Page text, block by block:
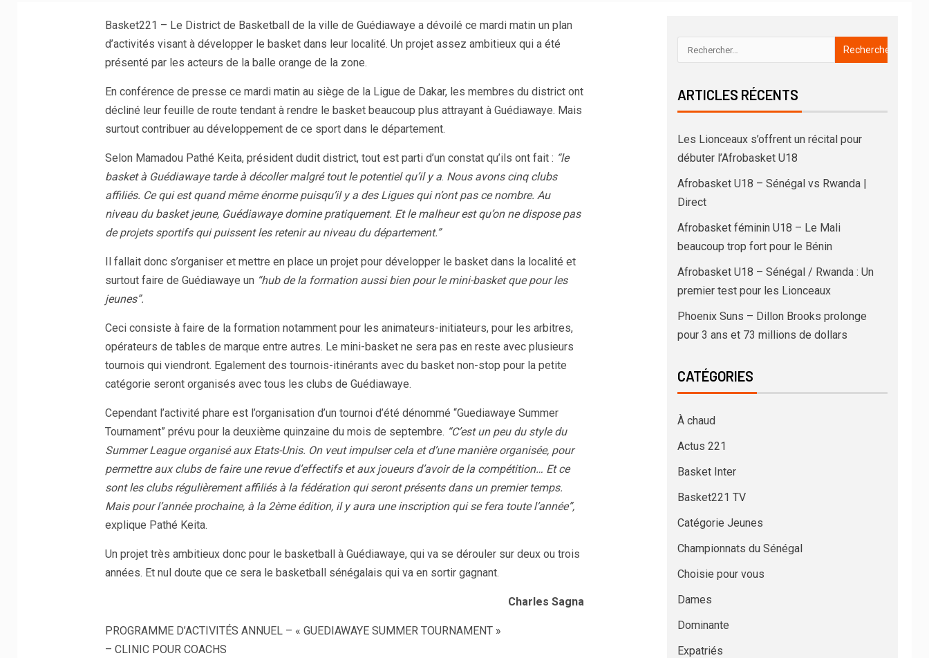
Basket221 – Le District de Basketball de la ville de Guédiawaye a dévoilé ce mardi matin un plan
d’activités visant à développer le basket dans leur localité. Un projet assez ambitieux qui a été
présenté par les acteurs de la balle orange de la zone.
En conférence de presse ce mardi matin au siège de la Ligue de Dakar, les membres du district ont
décliné leur feuille de route tendant à rendre le basket beaucoup plus attrayant à Guédiawaye. Mais
surtout contribuer au développement de ce sport dans le département.
Selon Mamadou Pathé Keita, président dudit district, tout est parti d’un constat qu’ils ont fait : “le
basket à Guédiawaye tarde à décoller malgré tout le potentiel qu’il y a. Nous avons cinq clubs
affiliés. Ce qui est quand même énorme puisqu’il y a des Ligues qui n’ont pas ce nombre. Au
niveau du basket jeune, Guédiawaye domine pratiquement. Et le malheur est qu’on ne dispose pas
de projets sportifs qui puissent les retenir au niveau du département.”
Il fallait donc s’organiser et mettre en place un projet pour développer le basket dans la localité et
surtout faire de Guédiawaye un “hub de la formation aussi bien pour le mini-basket que pour les
jeunes”.
Ceci consiste à faire de la formation notamment pour les animateurs-initiateurs, pour les arbitres,
opérateurs de tables de marque entre autres. Le mini-basket ne sera pas en reste avec plusieurs
tournois qui viendront. Egalement des tournois-itinérants avec du basket non-stop pour la petite
catégorie seront organisés avec tous les clubs de Guédiawaye.
Cependant l’activité phare est l’organisation d’un tournoi d’été dénommé “Guediawaye Summer
Tournament” prévu pour la deuxième quinzaine du mois de septembre. “C’est un peu du style du
Summer League organisé aux Etats-Unis. On veut impulser cela et d’une manière organisée, pour
permettre aux clubs de faire une revue d’effectifs et aux joueurs d’avoir de la compétition… Et ce
sont les clubs régulièrement affiliés à la fédération qui seront présents dans un premier temps.
Mais pour l’année prochaine, à la 2ème édition, il y aura une inscription qui se fera toute l’année”,
explique Pathé Keita.
Un projet très ambitieux donc pour le basketball à Guédiawaye, qui va se dérouler sur deux ou trois
années. Et nul doute que ce sera le basketball sénégalais qui va en sortir gagnant.
Charles Sagna
PROGRAMME D’ACTIVITÉS ANNUEL – « GUEDIAWAYE SUMMER TOURNAMENT »
– CLINIC POUR COACHS
ARTICLES RÉCENTS
Les Lionceaux s’offrent un récital pour
débuter l’Afrobasket U18
Afrobasket U18 – Sénégal vs Rwanda |
Direct
Afrobasket féminin U18 – Le Mali
beaucoup trop fort pour le Bénin
Afrobasket U18 – Sénégal / Rwanda : Un
premier test pour les Lionceaux
Phoenix Suns – Dillon Brooks prolonge
pour 3 ans et 73 millions de dollars
CATÉGORIES
À chaud
Actus 221
Basket Inter
Basket221 TV
Catégorie Jeunes
Championnats du Sénégal
Choisie pour vous
Dames
Dominante
Expatriés